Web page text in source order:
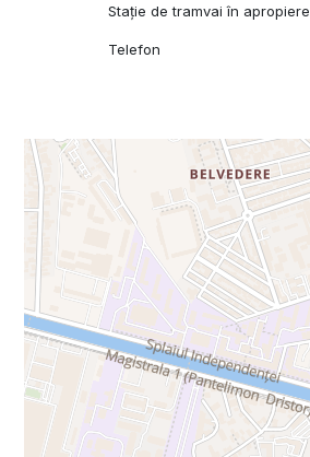
Stație de tramvai în apropiere
Telefon